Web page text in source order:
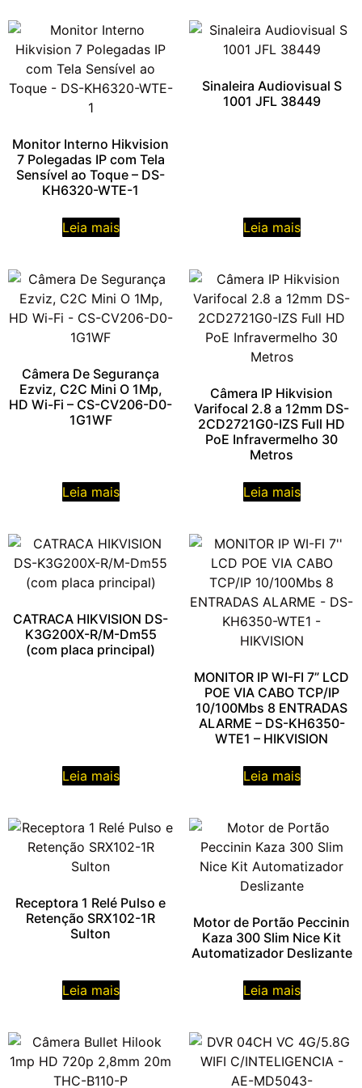
Monitor Interno Hikvision
7 Polegadas IP com Tela
Sensível ao Toque – DS-
KH6320-WTE-1
Leia mais
Sinaleira Audiovisual S
1001 JFL 38449
Leia mais
Câmera De Segurança
Ezviz, C2C Mini O 1Mp,
HD Wi-Fi – CS-CV206-D0-
1G1WF
Leia mais
Câmera IP Hikvision
Varifocal 2.8 a 12mm DS-
2CD2721G0-IZS Full HD
PoE Infravermelho 30
Metros
Leia mais
CATRACA HIKVISION DS-
K3G200X-R/M-Dm55
(com placa principal)
Leia mais
MONITOR IP WI-FI 7” LCD
POE VIA CABO TCP/IP
10/100Mbs 8 ENTRADAS
ALARME – DS-KH6350-
WTE1 – HIKVISION
Leia mais
Receptora 1 Relé Pulso e
Retenção SRX102-1R
Sulton
Leia mais
Motor de Portão Peccinin
Kaza 300 Slim Nice Kit
Automatizador Deslizante
Leia mais